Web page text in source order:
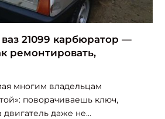
21099 карбюратор —
ремонтировать,
многим владельцам
поворачиваешь ключ,
двигатель даже не...